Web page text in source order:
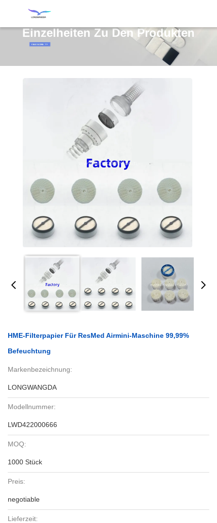
Einzelheiten Zu Den Produkten
HME-Filterpapier Für ResMed Airmini-Maschine 99,99%
Befeuchtung
Markenbezeichnung:
LONGWANGDA
Modellnummer:
LWD422000666
MOQ:
1000 Stück
Preis:
negotiable
Lieferzeit: